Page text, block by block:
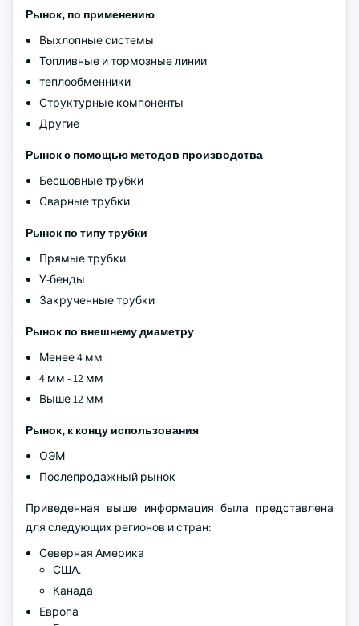
Рынок, по применению
Выхлопные системы
Топливные и тормозные линии
теплообменники
Структурные компоненты
Другие
Рынок с помощью методов производства
Бесшовные трубки
Сварные трубки
Рынок по типу трубки
Прямые трубки
У-бенды
Закрученные трубки
Рынок по внешнему диаметру
Менее 4 мм
4 мм - 12 мм
Выше 12 мм
Рынок, к концу использования
ОЭМ
Послепродажный рынок
Приведенная выше информация была представлена
для следующих регионов и стран:
Северная Америка
США.
Канада
Европа